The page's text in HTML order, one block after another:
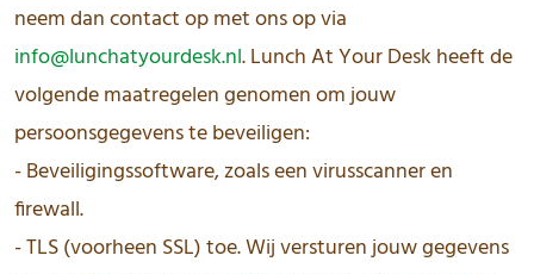
neem dan contact op met ons op via
info@lunchatyourdesk.nl. Lunch At Your Desk heeft de
volgende maatregelen genomen om jouw
persoonsgegevens te beveiligen:
- Beveiligingssoftware, zoals een virusscanner en
firewall.
- TLS (voorheen SSL) toe. Wij versturen jouw gegevens